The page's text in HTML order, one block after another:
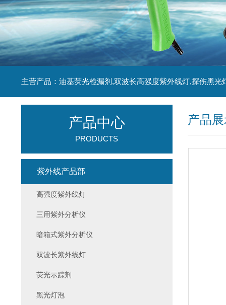
主营产品：油基荧光检漏剂,双波长高强度紫外线灯,探伤黑光
产品
产品中心
PRODUCTS
紫外线产品部
高强度紫外线灯
三用紫外分析仪
暗箱式紫外分析仪
双波长紫外线灯
荧光示踪剂
黑光灯泡